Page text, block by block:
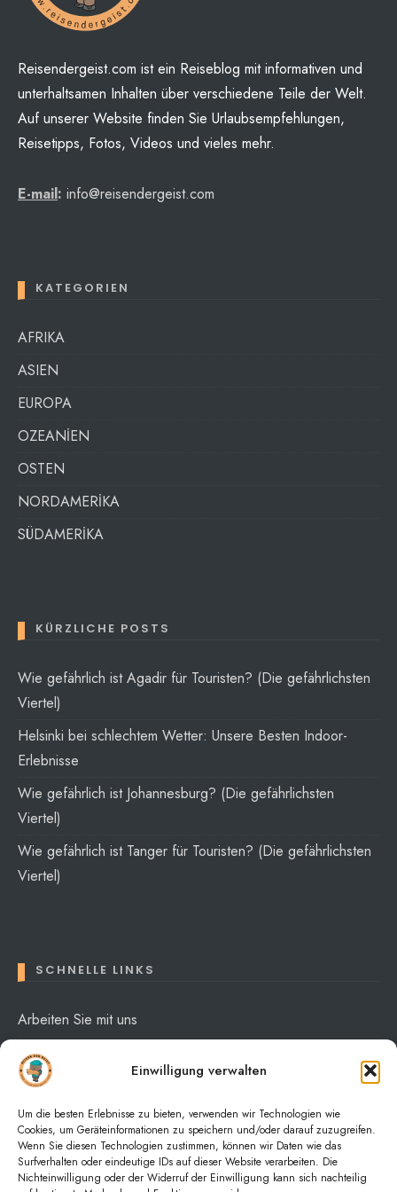
Einwilligung verwalten
Um die besten Erlebnisse zu bieten, verwenden wir Technologien wie
Cookies, um Geräteinformationen zu speichern und/oder darauf zuzugreifen.
Wenn Sie diesen Technologien zustimmen, können wir Daten wie das
Surfverhalten oder eindeutige IDs auf dieser Website verarbeiten. Die
Nichteinwilligung oder der Widerruf der Einwilligung kann sich nachteilig
Reisendergeist.com ist ein Reiseblog mit informativen und
unterhaltsamen Inhalten über verschiedene Teile der Welt.
Auf unserer Website finden Sie Urlaubsempfehlungen,
Reisetipps, Fotos, Videos und vieles mehr.
E-mail: info@reisendergeist.com
KATEGORIEN
AFRIKA
ASIEN
EUROPA
OZEANİEN
OSTEN
NORDAMERİKA
SÜDAMERİKA
KÜRZLICHE POSTS
Wie gefährlich ist Agadir für Touristen? (Die gefährlichsten
Viertel)
Helsinki bei schlechtem Wetter: Unsere Besten Indoor-
Erlebnisse
Wie gefährlich ist Johannesburg? (Die gefährlichsten
Viertel)
Wie gefährlich ist Tanger für Touristen? (Die gefährlichsten
Viertel)
SCHNELLE LINKS
Arbeiten Sie mit uns
Über mich
Datenschutzerklärung